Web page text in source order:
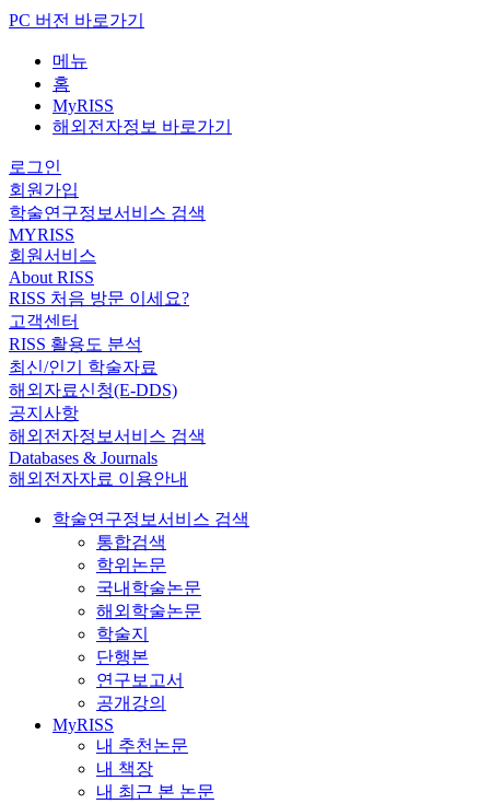
PC 버전 바로가기
메뉴
홈
MyRISS
해외전자정보 바로가기
로그인
회원가입
학술연구정보서비스 검색
MYRISS
회원서비스
About RISS
RISS 처음 방문 이세요?
고객센터
RISS 활용도 분석
최신/인기 학술자료
해외자료신청(E-DDS)
공지사항
해외전자정보서비스 검색
Databases & Journals
해외전자자료 이용안내
학술연구정보서비스 검색
통합검색
학위논문
국내학술논문
해외학술논문
학술지
단행본
연구보고서
공개강의
MyRISS
내 추천논문
내 책장
내 최근 본 논문